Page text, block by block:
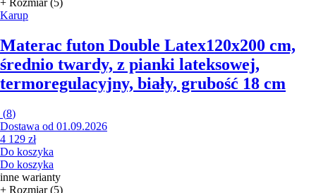
Karup
Materac futon Double Latex120x200 cm,
średnio twardy, z pianki lateksowej,
termoregulacyjny, biały, grubość 18 cm
(8)
Dostawa od 01.09.2026
4 129 zł
Do koszyka
Do koszyka
inne warianty
+ Rozmiar (5)